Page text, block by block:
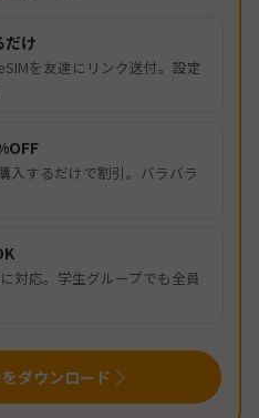
だけ
を友達にリンク送付。設定
入するだけで割引。バラバラ
対応。学生グループでも全員
ダウンロード